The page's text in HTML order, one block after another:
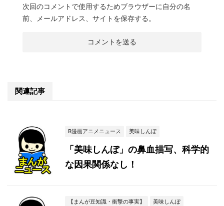
次回のコメントで使用するためブラウザーに自分の名
前、メールアドレス、サイトを保存する。
関連記事
B漫画アニメニュース 美味しんぼ
「美味しんぼ」の鼻血描写、科学的
な因果関係なし！
【まんが豆知識・衝撃の事実】 美味しんぼ